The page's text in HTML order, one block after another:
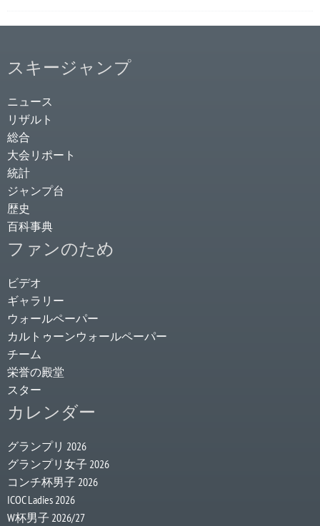
スキージャンプ
ニュース
リザルト
総合
大会リポート
統計
ジャンプ台
歴史
百科事典
ファンのため
ビデオ
ギャラリー
ウォールペーパー
カルトゥーンウォールペーパー
チーム
栄誉の殿堂
スター
カレンダー
グランプリ 2026
グランプリ女子 2026
コンチ杯男子 2026
ICOC Ladies 2026
W杯男子 2026/27